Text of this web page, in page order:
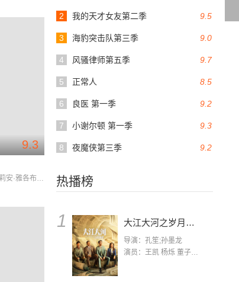
9.5
2 我的天才女友第二季
9.0
3 海豹突击队第三季
9.7
4 风骚律师第五季
8.5
5 正常人
9.2
6 良医 第一季
9.3
7 小谢尔顿 第一季
9.2
8 夜魔侠第三季
热播榜
1 大江大河之岁月如歌
导演：孔笙;孙墨龙
演员：王凯 杨烁 董子健 杨采钰 张佳宁 练练 林栋甫 房子斌
9.3
乔尔·麦克哈尔 / 吉莉安·雅各布斯 / 丹尼·朴迪